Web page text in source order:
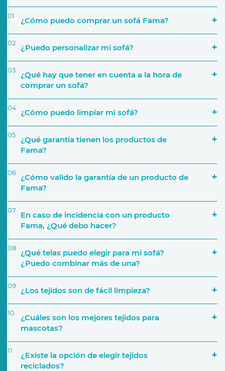
01 ¿Cómo puedo comprar un sofá Fama?
‘Encuentra tu tienda’
02 ¿Puedo personalizar mi sofá?
Simulador
03
¿Qué hay que tener en cuenta a la hora de
comprar un sofá?
El espacio que va a ocupar
Número de personas que lo van a utilizar
Características del sofá
04 ¿Cómo puedo limpiar mi sofá?
05
¿Qué garantía tienen los productos de
Fama?
a través de nuestra página web
06
¿Cómo valido la garantía de un producto de
Fama?
Activar Garantía
07
En caso de incidencia con un producto
Fama, ¿Qué debo hacer?
08
¿Qué telas puedo elegir para mi sofá?
¿Puedo combinar más de una?
09 ¿Los tejidos son de fácil limpieza?
10
¿Cuáles son los mejores tejidos para
mascotas?
11
¿Existe la opción de elegir tejidos
reciclados?